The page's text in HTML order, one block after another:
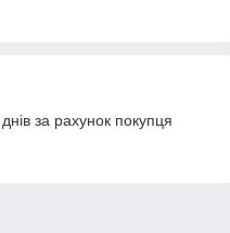
за рахунок покупця